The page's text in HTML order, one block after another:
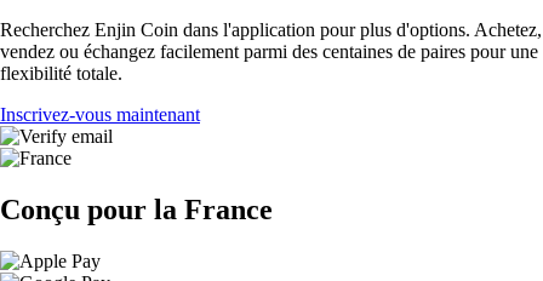
Recherchez Enjin Coin dans l'application pour plus d'options. Achetez,
vendez ou échangez facilement parmi des centaines de paires pour une
flexibilité totale.
Inscrivez-vous maintenant
Conçu pour la France